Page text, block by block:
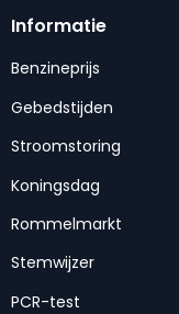
Informatie
Benzineprijs
Gebedstijden
Stroomstoring
Koningsdag
Rommelmarkt
Stemwijzer
PCR-test